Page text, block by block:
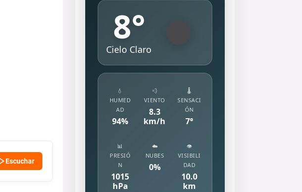
Escuchar
8°
Cielo Claro
💧
HUMED
AD
94%
💨
VIENTO
8.3
km/h
🌡️
SENSACI
ÓN
7°
📊
PRESIÓ
N
1015
hPa
☁️
NUBES
0%
👁️
VISIBILI
DAD
10.0
km